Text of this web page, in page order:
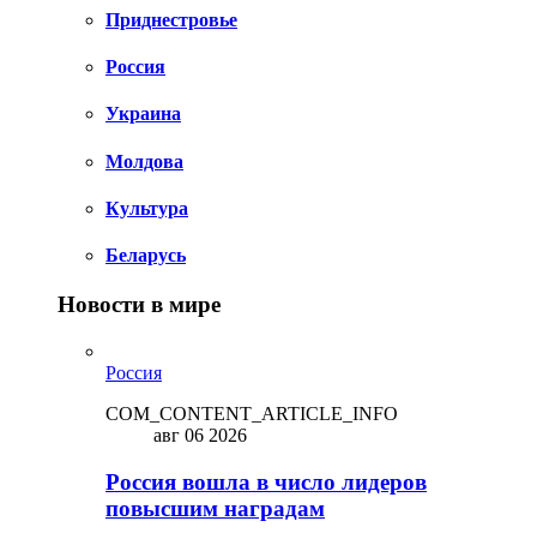
Приднестровье
Россия
Украина
Молдова
Культура
Беларусь
Новости в мире
Россия
COM_CONTENT_ARTICLE_INFO
авг 06 2026
Россия вошла в число лидеров
повысшим наградам